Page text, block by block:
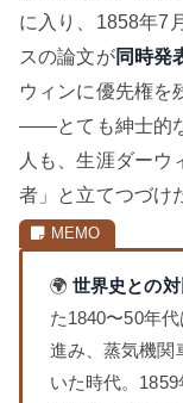
に入り、1858年7
スの論文が同時発
ウィンに優先権を
——とても紳士的
人も、生涯ダーウ
者」と立てつづけ
🌍 世界史との
た1840〜50年
進み、蒸気機関
いた時代。